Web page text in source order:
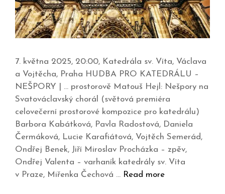
7. května 2025, 20:00, Katedrála sv. Víta, Václava
a Vojtěcha, Praha HUDBA PRO KATEDRÁLU –
NEŠPORY | … prostorově Matouš Hejl: Nešpory na
Svatováclavský chorál (světová premiéra
celovečerní prostorové kompozice pro katedrálu)
Barbora Kabátková, Pavla Radostová, Daniela
Čermáková, Lucie Karafiátová, Vojtěch Semerád,
Ondřej Benek, Jiří Miroslav Procházka – zpěv,
Ondřej Valenta – varhaník katedrály sv. Víta
v Praze, Miřenka Čechová … Read more